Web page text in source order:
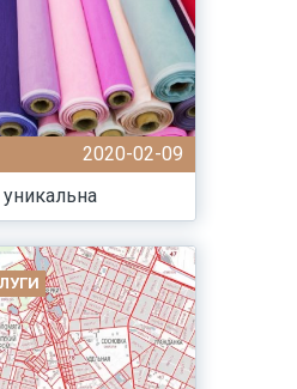
2020-02-09